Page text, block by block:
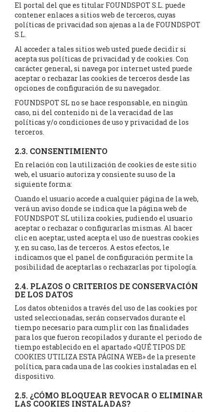
El portal del que es titular FOUNDSPOT S.L. puede
contener enlaces a sitios web de terceros, cuyas
políticas de privacidad son ajenas a la de FOUNDSPOT
S.L.
Al acceder a tales sitios web usted puede decidir si
acepta sus políticas de privacidad y de cookies. Con
carácter general, si navega por internet usted puede
aceptar o rechazar las cookies de terceros desde las
opciones de configuración de su navegador.
FOUNDSPOT SL no se hace responsable, en ningún
caso, ni del contenido ni de la veracidad de las
políticas y/o condiciones de uso y privacidad de los
terceros.
2.3. CONSENTIMIENTO
En relación con la utilización de cookies de este sitio
web, el usuario autoriza y consiente su uso de la
siguiente forma:
Cuando el usuario accede a cualquier página de la web,
verá un aviso donde se indica que la página web de
FOUNDSPOT SL utiliza cookies, pudiendo el usuario
aceptar o rechazar o configurarlas mismas. Al hacer
clic en aceptar, usted acepta el uso de nuestras cookies
y, en su caso, las de terceros. A estos efectos, le
indicamos que el panel de configuración permite la
posibilidad de aceptarlas o rechazarlas por tipología.
2.4. PLAZOS O CRITERIOS DE CONSERVACIÓN
DE LOS DATOS
Los datos obtenidos a través del uso de las cookies por
usted seleccionadas, serán conservados durante el
tiempo necesario para cumplir con las finalidades
para los que fueron recopilados y durante el periodo de
tiempo establecido en el apartado «QUÉ TIPOS DE
COOKIES UTILIZA ESTA PÁGINA WEB» de la presente
política, para cada una de las cookies instaladas en el
dispositivo.
2.5. ¿CÓMO BLOQUEAR REVOCAR O ELIMINAR
LAS COOKIES INSTALADAS?